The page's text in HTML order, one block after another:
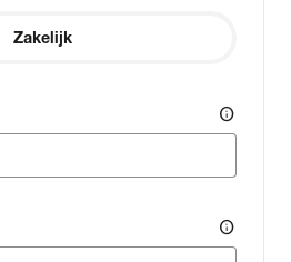
Zakelijk
info
info